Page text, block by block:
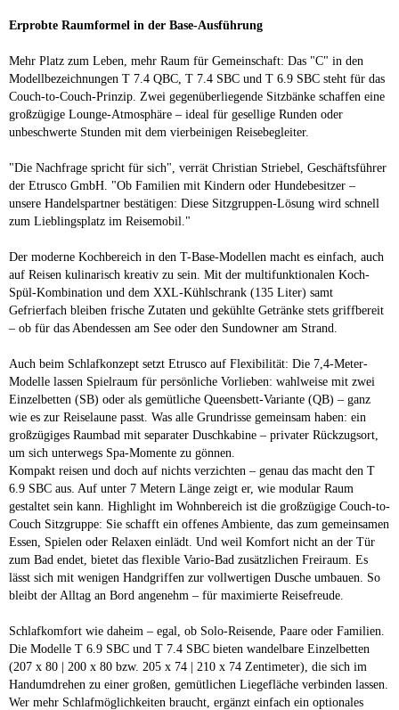
Erprobte Raumformel in der Base-Ausführung
Mehr Platz zum Leben, mehr Raum für Gemeinschaft: Das "C" in den
Modellbezeichnungen T 7.4 QBC, T 7.4 SBC und T 6.9 SBC steht für das
Couch-to-Couch-Prinzip. Zwei gegenüberliegende Sitzbänke schaffen eine
großzügige Lounge-Atmosphäre – ideal für gesellige Runden oder
unbeschwerte Stunden mit dem vierbeinigen Reisebegleiter.
"Die Nachfrage spricht für sich", verrät Christian Striebel, Geschäftsführer
der Etrusco GmbH. "Ob Familien mit Kindern oder Hundebesitzer –
unsere Handelspartner bestätigen: Diese Sitzgruppen-Lösung wird schnell
zum Lieblingsplatz im Reisemobil."
Der moderne Kochbereich in den T-Base-Modellen macht es einfach, auch
auf Reisen kulinarisch kreativ zu sein. Mit der multifunktionalen Koch-
Spül-Kombination und dem XXL-Kühlschrank (135 Liter) samt
Gefrierfach bleiben frische Zutaten und gekühlte Getränke stets griffbereit
– ob für das Abendessen am See oder den Sundowner am Strand.
Auch beim Schlafkonzept setzt Etrusco auf Flexibilität: Die 7,4-Meter-
Modelle lassen Spielraum für persönliche Vorlieben: wahlweise mit zwei
Einzelbetten (SB) oder als gemütliche Queensbett-Variante (QB) – ganz
wie es zur Reiselaune passt. Was alle Grundrisse gemeinsam haben: ein
großzügiges Raumbad mit separater Duschkabine – privater Rückzugsort,
um sich unterwegs Spa-Momente zu gönnen.
Kompakt reisen und doch auf nichts verzichten – genau das macht den T
6.9 SBC aus. Auf unter 7 Metern Länge zeigt er, wie modular Raum
gestaltet sein kann. Highlight im Wohnbereich ist die großzügige Couch-to-
Couch Sitzgruppe: Sie schafft ein offenes Ambiente, das zum gemeinsamen
Essen, Spielen oder Relaxen einlädt. Und weil Komfort nicht an der Tür
zum Bad endet, bietet das flexible Vario-Bad zusätzlichen Freiraum. Es
lässt sich mit wenigen Handgriffen zur vollwertigen Dusche umbauen. So
bleibt der Alltag an Bord angenehm – für maximierte Reisefreude.
Schlafkomfort wie daheim – egal, ob Solo-Reisende, Paare oder Familien.
Die Modelle T 6.9 SBC und T 7.4 SBC bieten wandelbare Einzelbetten
(207 x 80 | 200 x 80 bzw. 205 x 74 | 210 x 74 Zentimeter), die sich im
Handumdrehen zu einer großen, gemütlichen Liegefläche verbinden lassen.
Wer mehr Schlafmöglichkeiten braucht, ergänzt einfach ein optionales